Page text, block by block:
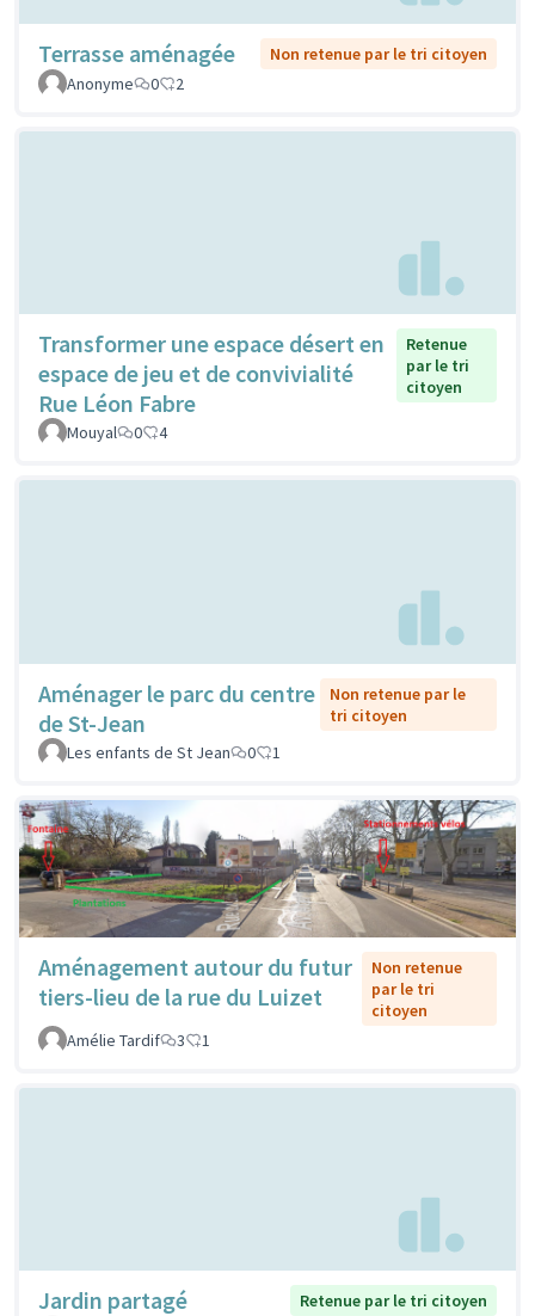
Terrasse aménagée
Non retenue par le tri citoyen
Anonyme
0 2
Transformer une espace désert en
espace de jeu et de convivialité
Rue Léon Fabre
Retenue
par le tri
citoyen
Mouyal 0 4
Aménager le parc du centre
de St-Jean
Non retenue par le
tri citoyen
Les enfants de St Jean
0 1
Aménagement autour du futur
tiers-lieu de la rue du Luizet
Non retenue
par le tri
citoyen
Amélie Tardif
3 1
Jardin partagé
Retenue par le tri citoyen